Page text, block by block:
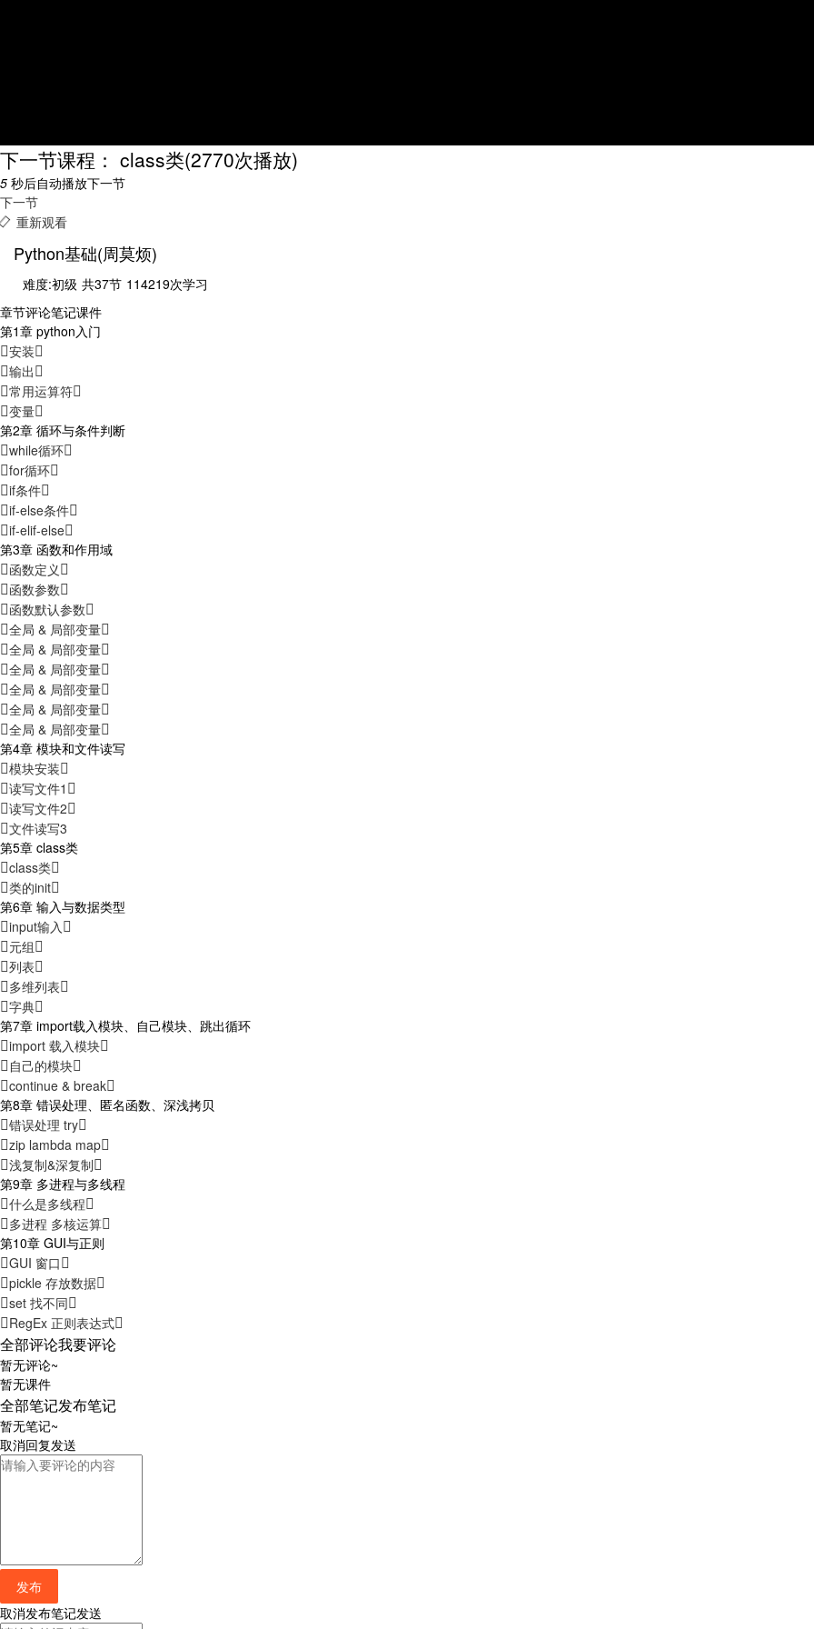
下一节课程： class类(2770次播放)
5 秒后自动播放下一节
下一节
重新观看
Python基础(周莫烦)
难度:初级 共37节 114219次学习
章节评论笔记课件
第1章 python入门
安装
输出
常用运算符
变量
第2章 循环与条件判断
while循环
for循环
if条件
if-else条件
if-elif-else
第3章 函数和作用域
函数定义
函数参数
函数默认参数
全局 & 局部变量
全局 & 局部变量
全局 & 局部变量
全局 & 局部变量
全局 & 局部变量
全局 & 局部变量
第4章 模块和文件读写
模块安装
读写文件1
读写文件2
文件读写3
第5章 class类
class类
类的init
第6章 输入与数据类型
input输入
元组
列表
多维列表
字典
第7章 import载入模块、自己模块、跳出循环
import 载入模块
自己的模块
continue & break
第8章 错误处理、匿名函数、深浅拷贝
错误处理 try
zip lambda map
浅复制&深复制
第9章 多进程与多线程
什么是多线程
多进程 多核运算
第10章 GUI与正则
GUI 窗口
pickle 存放数据
set 找不同
RegEx 正则表达式
全部评论我要评论
暂无评论~
暂无课件
全部笔记发布笔记
暂无笔记~
取消回复发送
发布
取消发布笔记发送